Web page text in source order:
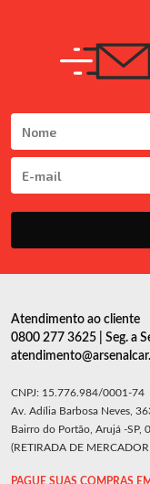
Atendimento ao cliente
0800 277 3625 | Seg. a
CNPJ: 15.776.984/0001-74
Av. Adília Barbosa Neves,
Bairro do Portão, Arujá -SP,
(RETIRADA DE
PAGUE SUAS COMPRAS